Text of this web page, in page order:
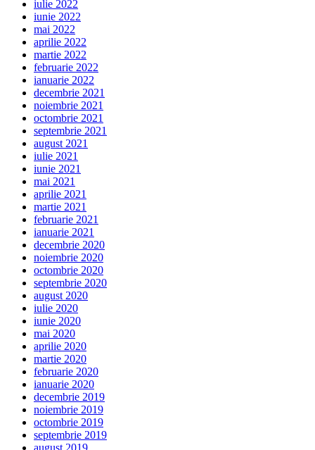
iulie 2022
iunie 2022
mai 2022
aprilie 2022
martie 2022
februarie 2022
ianuarie 2022
decembrie 2021
noiembrie 2021
octombrie 2021
septembrie 2021
august 2021
iulie 2021
iunie 2021
mai 2021
aprilie 2021
martie 2021
februarie 2021
ianuarie 2021
decembrie 2020
noiembrie 2020
octombrie 2020
septembrie 2020
august 2020
iulie 2020
iunie 2020
mai 2020
aprilie 2020
martie 2020
februarie 2020
ianuarie 2020
decembrie 2019
noiembrie 2019
octombrie 2019
septembrie 2019
august 2019